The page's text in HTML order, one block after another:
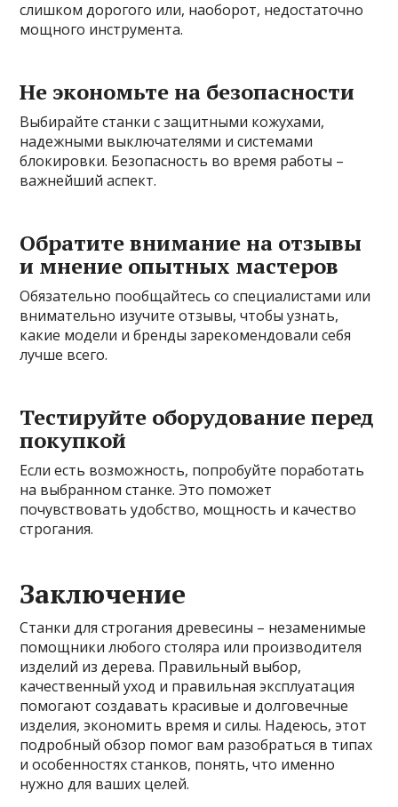
слишком дорогого или, наоборот, недостаточно
мощного инструмента.
Не экономьте на безопасности
Выбирайте станки с защитными кожухами,
надежными выключателями и системами
блокировки. Безопасность во время работы –
важнейший аспект.
Обратите внимание на отзывы
и мнение опытных мастеров
Обязательно пообщайтесь со специалистами или
внимательно изучите отзывы, чтобы узнать,
какие модели и бренды зарекомендовали себя
лучше всего.
Тестируйте оборудование перед
покупкой
Если есть возможность, попробуйте поработать
на выбранном станке. Это поможет
почувствовать удобство, мощность и качество
строгания.
Заключение
Станки для строгания древесины – незаменимые
помощники любого столяра или производителя
изделий из дерева. Правильный выбор,
качественный уход и правильная эксплуатация
помогают создавать красивые и долговечные
изделия, экономить время и силы. Надеюсь, этот
подробный обзор помог вам разобраться в типах
и особенностях станков, понять, что именно
нужно для ваших целей.